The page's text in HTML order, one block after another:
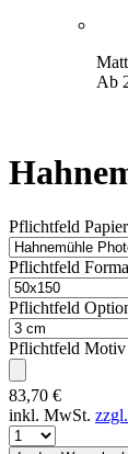
Ab
Pflichtfeld Papier
Pflichtfeld
Pflichtfeld
Pflichtfeld Motiv
83,70 €
inkl. MwSt.